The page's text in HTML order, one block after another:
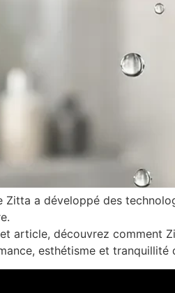
Zitta a développé des
article, découvrez comment
esthétisme et tranquillité